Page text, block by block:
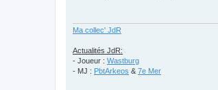
Ma collec' JdR
Actualités JdR:
- Joueur : Wastburg
- MJ : PbtArkeos & 7e Mer